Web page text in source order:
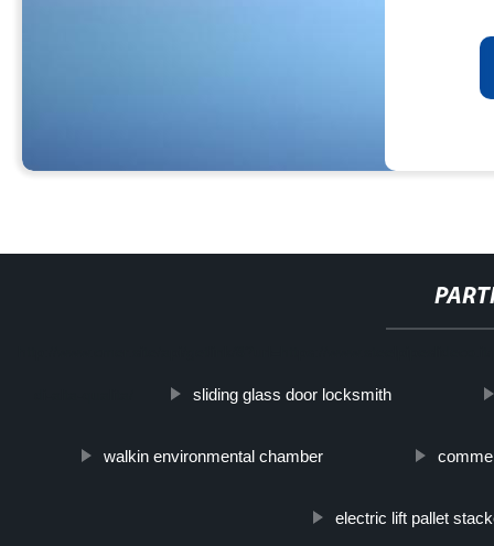
sliding glass door locksmith
walkin environmental chamber
electric lift pallet